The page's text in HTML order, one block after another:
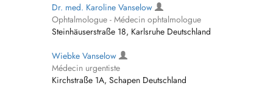
Dr. med. Karoline Vanselow
Ophtalmologue - Médecin ophtalmologue
Steinhäuserstraße 18, Karlsruhe Deutschland
Wiebke Vanselow
Médecin urgentiste
Kirchstraße 1A, Schapen Deutschland